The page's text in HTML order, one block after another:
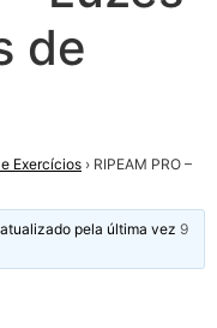
de
Exercícios › RIPEAM PRO –
pela última vez9